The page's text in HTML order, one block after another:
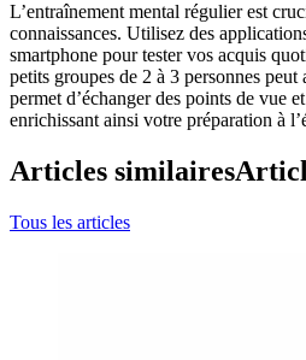
L’entraînement mental régulier est
connaissances. Utilisez des
smartphone pour tester vos acquis
petits groupes de 2 à 3 personnes
permet d’échanger des points de vue
enrichissant ainsi votre préparation à
Articles similaires
Tous les articles